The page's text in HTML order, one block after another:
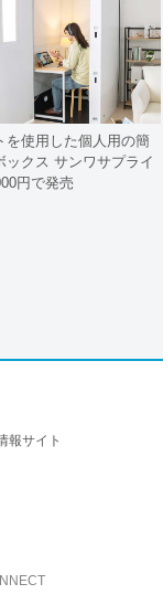
を使用した個人用の簡
ックス サンワサプライ
円で発売
報サイト